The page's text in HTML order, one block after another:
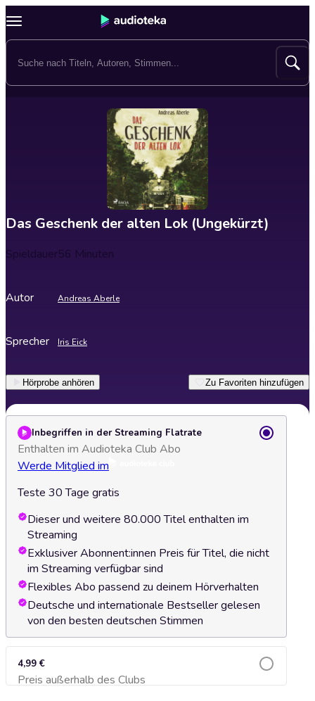
Das Geschenk der alten Lok (Ungekürzt)
Spieldauer56 Minuten
Autor Andreas Aberle
Sprecher Iris Eick
Hörprobe anhören Zu Favoriten hinzufügen
Inbegriffen in der Streaming Flatrate
Enthalten im Audioteka Club Abo
Werde Mitglied im
Teste 30 Tage gratis
Dieser und weitere 80.000 Titel enthalten im
Streaming
Exklusiver Abonnent:innen Preis für Titel, die nicht
im Streaming verfügbar sind
Flexibles Abo passend zu deinem Hörverhalten
Deutsche und internationale Bestseller gelesen
von den besten deutschen Stimmen
4,99 €
Preis außerhalb des ClubsZum Warenkorb hinzufügen